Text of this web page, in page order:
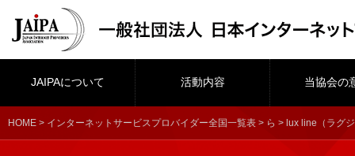
JAIPAについて 活動内容 当協会の
HOME > インターネットサービスプロバイダー全国一覧表 > ら > lux line（ラグ